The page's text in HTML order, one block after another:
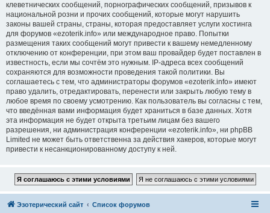
клеветнических сообщений, порнографических сообщений, призывов к
национальной розни и прочих сообщений, которые могут нарушить
законы вашей страны, страны, которая предоставляет услуги хостинга
для форумов «ezoterik.info» или международное право. Попытки
размещения таких сообщений могут привести к вашему немедленному
отключению от конференции, при этом ваш провайдер будет поставлен в
известность, если мы сочтём это нужным. IP-адреса всех сообщений
сохраняются для возможности проведения такой политики. Вы
соглашаетесь с тем, что администраторы форумов «ezoterik.info» имеют
право удалить, отредактировать, перенести или закрыть любую тему в
любое время по своему усмотрению. Как пользователь вы согласны с тем,
что введённая вами информация будет храниться в базе данных. Хотя
эта информация не будет открыта третьим лицам без вашего
разрешения, ни администрация конференции «ezoterik.info», ни phpBB
Limited не может быть ответственна за действия хакеров, которые могут
привести к несанкционированному доступу к ней.
Эзотерический сайт Список форумов